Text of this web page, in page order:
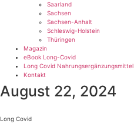
Saarland
Sachsen
Sachsen-Anhalt
Schleswig-Holstein
Thüringen
Magazin
eBook Long-Covid
Long Covid Nahrungsergänzungsmittel
Kontakt
August 22, 2024
Long Covid